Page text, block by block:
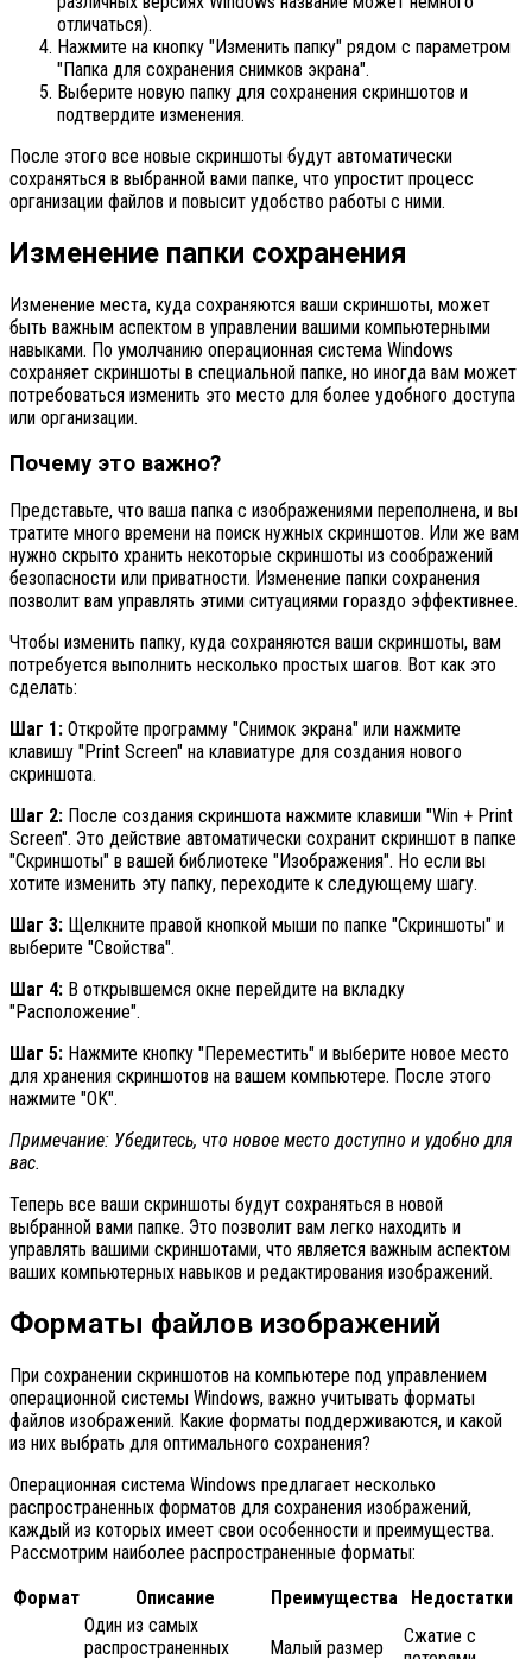
отличаться).
Нажмите на кнопку "Изменить папку" рядом с параметром
"Папка для сохранения снимков экрана".
Выберите новую папку для сохранения скриншотов и
подтвердите изменения.
После этого все новые скриншоты будут автоматически
сохраняться в выбранной вами папке, что упростит процесс
организации файлов и повысит удобство работы с ними.
Изменение папки сохранения
Изменение места, куда сохраняются ваши скриншоты, может
быть важным аспектом в управлении вашими компьютерными
навыками. По умолчанию операционная система Windows
сохраняет скриншоты в специальной папке, но иногда вам может
потребоваться изменить это место для более удобного доступа
или организации.
Почему это важно?
Представьте, что ваша папка с изображениями переполнена, и вы
тратите много времени на поиск нужных скриншотов. Или же вам
нужно скрыто хранить некоторые скриншоты из соображений
безопасности или приватности. Изменение папки сохранения
позволит вам управлять этими ситуациями гораздо эффективнее.
Чтобы изменить папку, куда сохраняются ваши скриншоты, вам
потребуется выполнить несколько простых шагов. Вот как это
сделать:
Шаг 1: Откройте программу "Снимок экрана" или нажмите
клавишу "Print Screen" на клавиатуре для создания нового
скриншота.
Шаг 2: После создания скриншота нажмите клавиши "Win + Print
Screen". Это действие автоматически сохранит скриншот в папке
"Скриншоты" в вашей библиотеке "Изображения". Но если вы
хотите изменить эту папку, переходите к следующему шагу.
Шаг 3: Щелкните правой кнопкой мыши по папке "Скриншоты" и
выберите "Свойства".
Шаг 4: В открывшемся окне перейдите на вкладку
"Расположение".
Шаг 5: Нажмите кнопку "Переместить" и выберите новое место
для хранения скриншотов на вашем компьютере. После этого
нажмите "OK".
Примечание: Убедитесь, что новое место доступно и удобно для
вас.
Теперь все ваши скриншоты будут сохраняться в новой
выбранной вами папке. Это позволит вам легко находить и
управлять вашими скриншотами, что является важным аспектом
ваших компьютерных навыков и редактирования изображений.
Форматы файлов изображений
При сохранении скриншотов на компьютере под управлением
операционной системы Windows, важно учитывать форматы
файлов изображений. Какие форматы поддерживаются, и какой
из них выбрать для оптимального сохранения?
Операционная система Windows предлагает несколько
распространенных форматов для сохранения изображений,
каждый из которых имеет свои особенности и преимущества.
Рассмотрим наиболее распространенные форматы:
Формат
Описание Преимущества Недостатки
Один из самых
распространенных
Малый размер
Сжатие с